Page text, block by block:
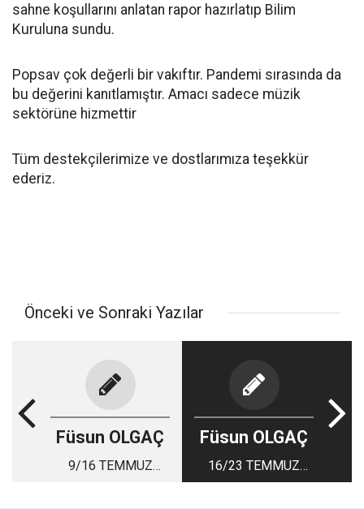
sahne koşullarını anlatan rapor hazırlatıp Bilim
Kuruluna sundu.
Popsav çok değerli bir vakıftır. Pandemi sırasında da
bu değerini kanıtlamıştır. Amacı sadece müzik
sektörüne hizmettir
Tüm destekçilerimize ve dostlarımıza teşekkür
ederiz.
Önceki ve Sonraki Yazılar
Füsun OLGAÇ
9/16 TEMMUZ
Füsun OLGAÇ
16/23 TEMMUZ
2021 HAFTASININ